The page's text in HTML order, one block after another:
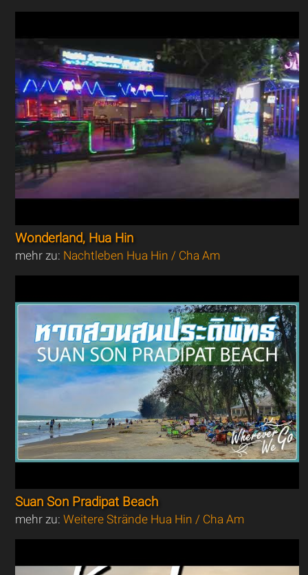
Wonderland, Hua Hin
mehr zu: Nachtleben Hua Hin / Cha Am
Suan Son Pradipat Beach
mehr zu:Weitere Strände Hua Hin / Cha Am